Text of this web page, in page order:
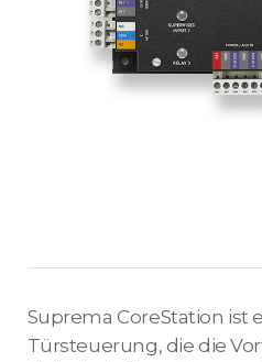
Suprema CoreStation ist
Türsteuerung, die die